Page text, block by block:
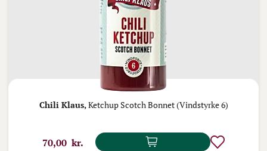
Chili Klaus, Ketchup Scotch Bonnet (Vindstyrke 6)
70,00 kr.